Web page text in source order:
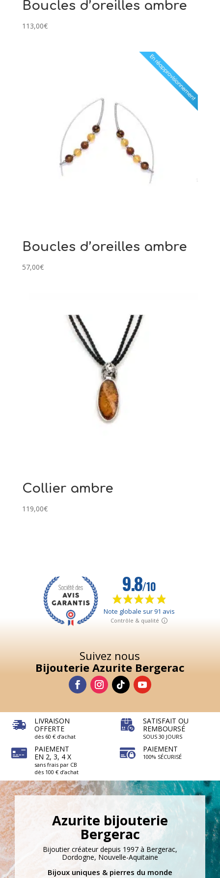
Boucles d’oreilles ambre
113,00€
Boucles d’oreilles ambre
57,00€
Collier ambre
119,00€
Suivez nous
Bijouterie Azurite Bergerac
LIVRAISON
OFFERTE
dès 60 € d’achat
PAIEMENT
EN 2, 3, 4 X
sans frais par CB
dès 100 € d’achat
SATISFAIT OU
REMBOURSÉ
SOUS 30 JOURS
PAIEMENT
100% SÉCURISÉ
Azurite bijouterie
Bergerac
Bijoutier créateur depuis 1997 à Bergerac,
Dordogne, Nouvelle-Aquitaine
Bijoux uniques & pierres du monde